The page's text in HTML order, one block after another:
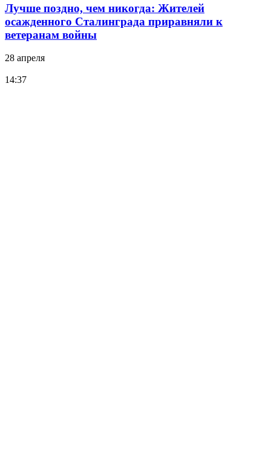
Лучше поздно, чем никогда: Жителей
осажденного Сталинграда приравняли к
ветеранам войны
28 апреля
14:37